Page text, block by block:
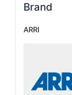
ト
Brand
ARRI